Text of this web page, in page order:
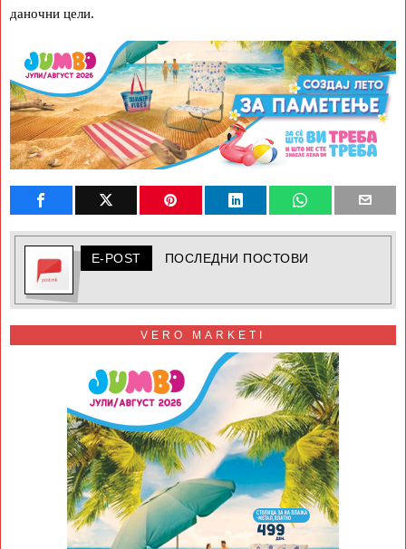
даночни цели.
E-POST ПОСЛЕДНИ ПОСТОВИ
VERO MARKETI